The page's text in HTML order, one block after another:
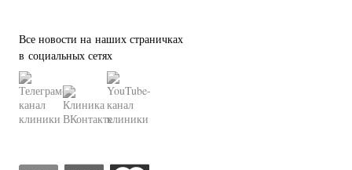
Все новости на наших страничках
в социальных сетях